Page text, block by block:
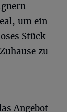
um ein
Stück
zu
Angebot